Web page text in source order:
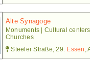
Alte Synagoge
Monuments | Cultural
Churches
Steeler Straße, 29. Essen ,